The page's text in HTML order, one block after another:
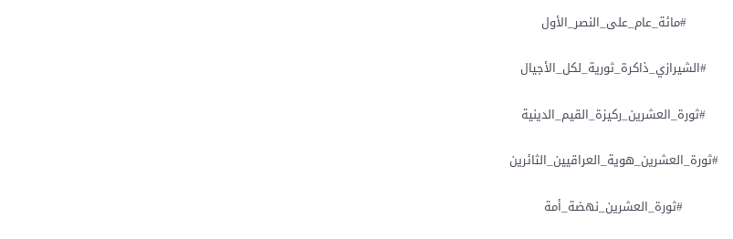
#مائة_عام_على_النصر_الأول
#الشيرازي_ذاكرة_ثورية_لكل_الأجيال
#ثورة_العشرين_ركيزة_القيم_الدينية
#ثورة_العشرين_هوية_العراقيين_الثائرين
#ثورة_العشرين_نهضة_أمة